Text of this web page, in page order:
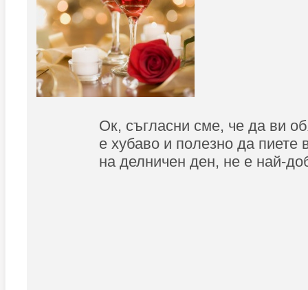
Ок, съгласни сме, че да ви
е хубаво и полезно да пиете
на делничен ден, не е най-